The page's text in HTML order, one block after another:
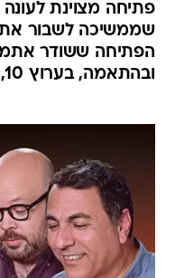
פתיחה מצוינת
שממשיכה לשבור
ובהתאמה, בערוץ 10, נחלשים בפריים טיים